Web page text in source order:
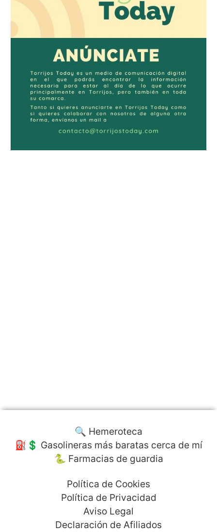
🔍 Hemeroteca
⛽️💲 Gasolineras más baratas cerca de mí
🐍 Farmacias de guardia
Política de Cookies
Política de Privacidad
Aviso Legal
Declaración de Afiliados